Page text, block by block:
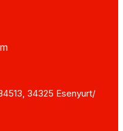
34325 Esenyurt/